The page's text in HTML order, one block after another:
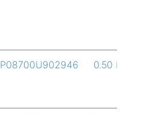
P08700U902946 0.50 L